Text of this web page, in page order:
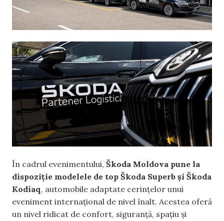
În cadrul evenimentului, Škoda Moldova pune la
dispoziție modelele de top Škoda Superb și Škoda
Kodiaq, automobile adaptate cerințelor unui
eveniment internațional de nivel înalt. Acestea oferă
un nivel ridicat de confort, siguranță, spațiu și